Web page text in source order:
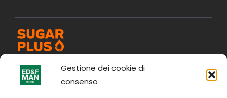
Gestione dei cookie di
consenso